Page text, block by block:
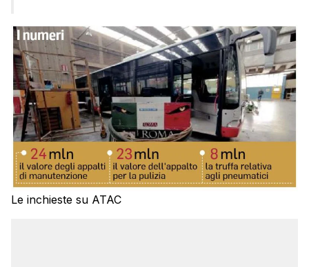
Le inchieste su ATAC